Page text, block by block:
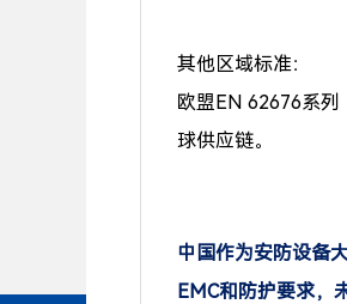
其他区域标准：
欧盟EN 62676系
球供应链。
中国作为安防设备
EMC和防护要求，